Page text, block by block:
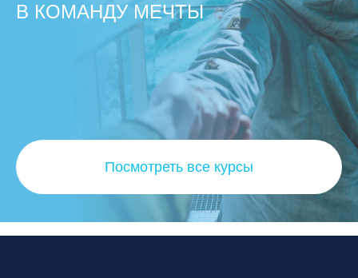
В КОМАНДУ МЕЧТЫ
Посмотреть все курсы